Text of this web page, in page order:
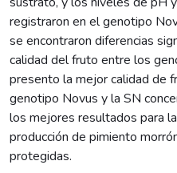
registraron en el genotipo
se encontraron diferencias
calidad del fruto entre los
presento la mejor calidad de
genotipo Novus y la SN
los mejores resultados para la
producción de pimiento
protegidas.